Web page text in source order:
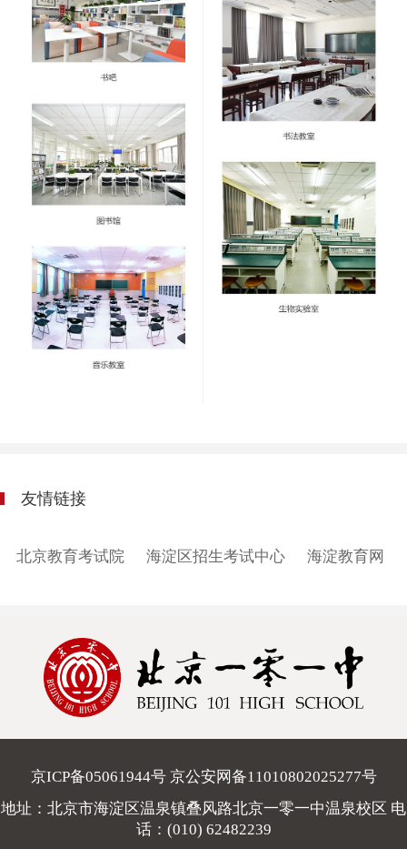
友情链接
北京教育考试院 海淀区招生考试中心 海淀教育网
京ICP备05061944号 京公安网备11010802025277号
地址：北京市海淀区温泉镇叠风路北京一零一中温泉校区 电
话： (010) 62482239